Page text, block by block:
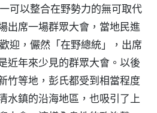
可以整合在野勢力的無可取代
出席一場群眾大會，當地民進
迎，儼然「在野總統」，出席
近年來少見的群眾大會。以後
竹等地，彭氏都受到相當程度
水鎮的沿海地區，也吸引了上